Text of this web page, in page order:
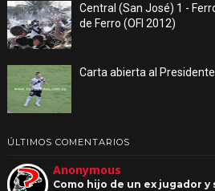
Central (San José) 1 -
de Ferro (OFI 2012)
Carta abierta al
ÚLTIMOS COMENTARIOS
Anonymous
Como hijo de un ex jugador